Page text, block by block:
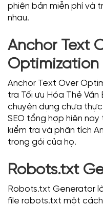
phiên bản miễn phí và
nhau.
Anchor Text
Optimization
Anchor Text Over
tra Tối ưu Hóa Thẻ
chuyên dụng chưa
SEO tổng hợp hiện
kiểm tra và phân tích
trong gói của họ.
Robots.txt
Robots.txt Generator
file robots.txt một